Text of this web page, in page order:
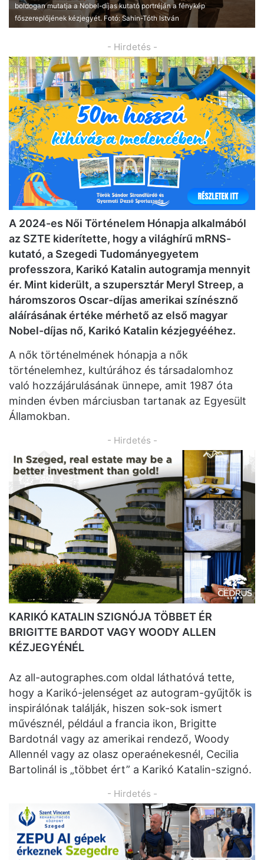
boldogan mutatja a Nobel-díjas kutató portréján a fénykép
főszereplőjének kézjegyét. Fotó: Sahin-Tóth István
- Hirdetés -
A 2024-es Női Történelem Hónapja alkalmából
az SZTE kiderítette, hogy a világhírű mRNS-
kutató, a Szegedi Tudományegyetem
professzora, Karikó Katalin autogramja mennyit
ér. Mint kiderült, a szupersztár Meryl Streep, a
háromszoros Oscar-díjas amerikai színésznő
aláírásának értéke mérhető az első magyar
Nobel-díjas nő, Karikó Katalin kézjegyééhez.
A nők történelmének hónapja a nők
történelemhez, kultúrához és társadalomhoz
való hozzájárulásának ünnepe, amit 1987 óta
minden évben márciusban tartanak az Egyesült
Államokban.
- Hirdetés -
KARIKÓ KATALIN SZIGNÓJA TÖBBET ÉR
BRIGITTE BARDOT VAGY WOODY ALLEN
KÉZJEGYÉNÉL
Az all-autographes.com oldal láthatóvá tette,
hogy a Karikó-jelenséget az autogram-gyűjtők is
inspirálónak találják, hiszen sok-sok ismert
művésznél, például a francia ikon, Brigitte
Bardotnál vagy az amerikai rendező, Woody
Allennél vagy az olasz operaénekesnél, Cecilia
Bartolinál is „többet ért” a Karikó Katalin-szignó.
- Hirdetés -